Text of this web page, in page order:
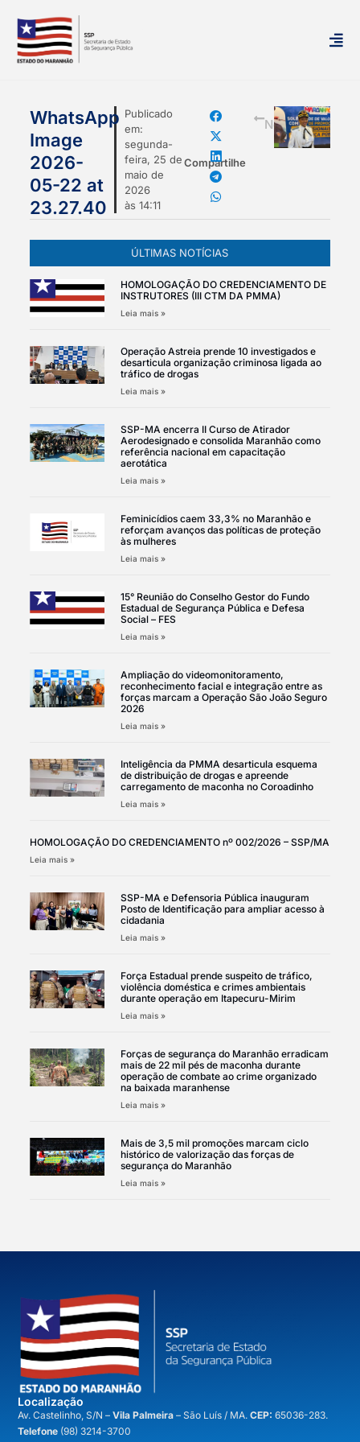
Publicado
em:
segunda-
feira, 25 de
maio de
2026
às 14:11
Compartilhe
WhatsApp
Image
2026-
05-22 at
23.27.40
mais
Notícias
ÚLTIMAS NOTÍCIAS
HOMOLOGAÇÃO DO CREDENCIAMENTO DE
INSTRUTORES (III CTM DA PMMA)
Leia mais »
Operação Astreia prende 10 investigados e
desarticula organização criminosa ligada ao
tráfico de drogas
Leia mais »
SSP-MA encerra II Curso de Atirador
Aerodesignado e consolida Maranhão como
referência nacional em capacitação
aerotática
Leia mais »
Feminicídios caem 33,3% no Maranhão e
reforçam avanços das políticas de proteção
às mulheres
Leia mais »
15° Reunião do Conselho Gestor do Fundo
Estadual de Segurança Pública e Defesa
Social – FES
Leia mais »
Ampliação do videomonitoramento,
reconhecimento facial e integração entre as
forças marcam a Operação São João Seguro
2026
Leia mais »
Inteligência da PMMA desarticula esquema
de distribuição de drogas e apreende
carregamento de maconha no Coroadinho
Leia mais »
HOMOLOGAÇÃO DO CREDENCIAMENTO nº 002/2026 – SSP/MA
Leia mais »
SSP-MA e Defensoria Pública inauguram
Posto de Identificação para ampliar acesso à
cidadania
Leia mais »
Força Estadual prende suspeito de tráfico,
violência doméstica e crimes ambientais
durante operação em Itapecuru-Mirim
Leia mais »
Forças de segurança do Maranhão erradicam
mais de 22 mil pés de maconha durante
operação de combate ao crime organizado
na baixada maranhense
Leia mais »
Mais de 3,5 mil promoções marcam ciclo
histórico de valorização das forças de
segurança do Maranhão
Leia mais »
Localização
Av. Castelinho, S/N –Vila Palmeira– São Luís / MA.CEP: 65036-283.
Telefone (98) 3214-3700